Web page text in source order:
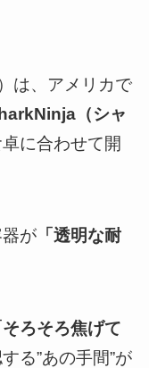
は、アメリカで
（シャ
に合わせて開
が「透明な耐
そろそろ焦げて
る”あの手間”が